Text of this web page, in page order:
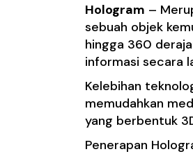
Hologram –
sebuah objek
hingga 360
informasi secara
Kelebihan
memudahkan
yang berbentuk
Penerapan